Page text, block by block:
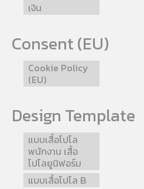
เงิน
Consent (EU)
Cookie Policy
(EU)
Design Template
แบบเสื้อโปโล
พนักงาน เสื้อ
โปโลยูนิฟอร์ม
แบบเสื้อโปโล B